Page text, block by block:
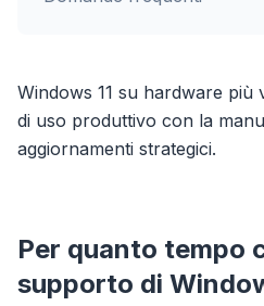
Windows 11 su hardware
di uso produttivo con la
aggiornamenti strategici.
Per quanto tempo
supporto di